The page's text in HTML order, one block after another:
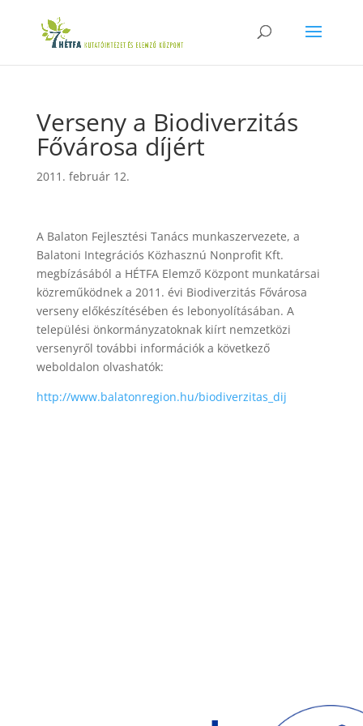
Verseny a Biodiverzitás
Fővárosa díjért
2011. február 12.
A Balaton Fejlesztési Tanács munkaszervezete, a
Balatoni Integrációs Közhasznú Nonprofit Kft.
megbízásából a HÉTFA Elemző Központ munkatársai
közreműködnek a 2011. évi Biodiverzitás Fővárosa
verseny előkészítésében és lebonyolításában. A
települési önkormányzatoknak kiírt nemzetközi
versenyről további információk a következő
weboldalon olvashatók:
http://www.balatonregion.hu/biodiverzitas_dij